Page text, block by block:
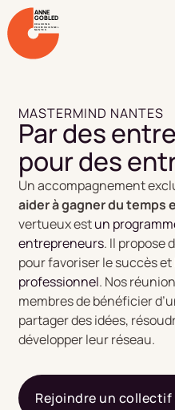
ANNE
GOBLED
COACHING
PROFESSIONNEL
NANTES
MASTERMIND NANTES
Par des
pour des
Un accompagnement
aider à gagner du temps
vertueux estun
entrepreneurs. Il propose
pour favoriser le succès et
professionnel. Nos
membres de bénéficier
partager des idées,
développer leur réseau.
Rejoindre un